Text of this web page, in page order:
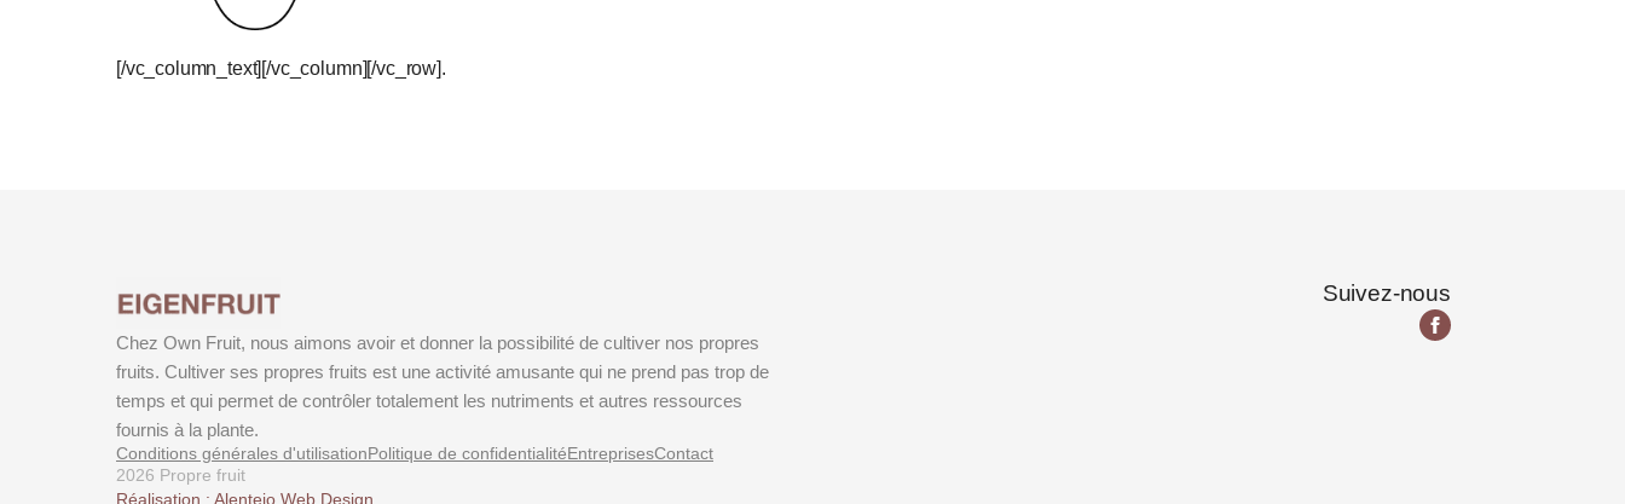
[/vc_column_text][/vc_column][/vc_row].
Chez Own Fruit, nous aimons avoir et donner la possibilité de cultiver nos propres
fruits. Cultiver ses propres fruits est une activité amusante qui ne prend pas trop de
temps et qui permet de contrôler totalement les nutriments et autres ressources
fournis à la plante.
Conditions générales d'utilisationPolitique de confidentialitéEntreprisesContact
Suivez-nous
2026 Propre fruit
Réalisation : Alentejo Web Design